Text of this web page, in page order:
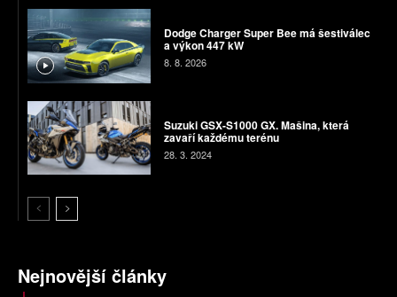
Dodge Charger Super Bee má šestiválec
a výkon 447 kW
8. 8. 2026
Suzuki GSX-S1000 GX. Mašina, která
zavaří každému terénu
28. 3. 2024
Nejnovější články